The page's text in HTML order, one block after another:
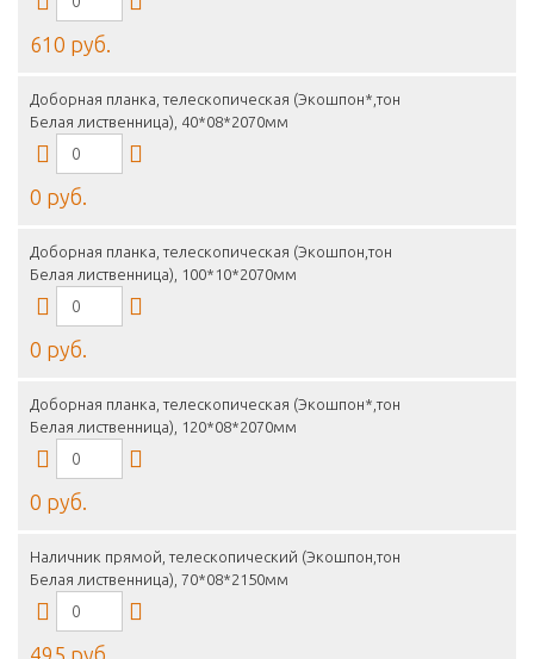
610 руб.
Доборная планка, телескопическая (Экошпон*,тон
Белая лиственница), 40*08*2070мм
0 руб.
Доборная планка, телескопическая (Экошпон,тон
Белая лиственница), 100*10*2070мм
0 руб.
Доборная планка, телескопическая (Экошпон*,тон
Белая лиственница), 120*08*2070мм
0 руб.
Наличник прямой, телескопический (Экошпон,тон
Белая лиственница), 70*08*2150мм
495 руб.